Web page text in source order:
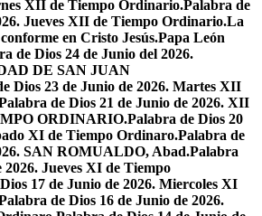
XII de Tiempo Ordinario.Palabra de
Jueves XII de Tiempo Ordinario.La
en Cristo Jesús.Papa León
de Dios 24 de Junio del 2026.
DE SAN JUAN
Dios 23 de Junio de 2026. Martes XII
de Dios 21 de Junio de 2026. XII
ORDINARIO.Palabra de Dios 20
XI de Tiempo Ordinaro.Palabra de
SAN ROMUALDO, Abad.Palabra
2026. Jueves XI de Tiempo
17 de Junio de 2026. Miercoles XI
de Dios 16 de Junio de 2026.